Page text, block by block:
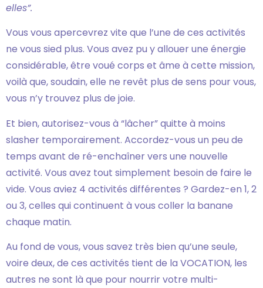
elles”.
Vous vous apercevrez vite que l’une de ces activités
ne vous sied plus. Vous avez pu y allouer une énergie
considérable, être voué corps et âme à cette mission,
voilà que, soudain, elle ne revêt plus de sens pour vous,
vous n’y trouvez plus de joie.
Et bien, autorisez-vous à “lâcher” quitte à moins
slasher temporairement. Accordez-vous un peu de
temps avant de ré-enchaîner vers une nouvelle
activité. Vous avez tout simplement besoin de faire le
vide. Vous aviez 4 activités différentes ? Gardez-en 1, 2
ou 3, celles qui continuent à vous coller la banane
chaque matin.
Au fond de vous, vous savez très bien qu’une seule,
voire deux, de ces activités tient de la VOCATION, les
autres ne sont là que pour nourrir votre multi-